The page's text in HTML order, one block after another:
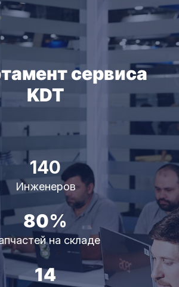
сервиса
KDT
140
Инженеров
80%
на складе
14